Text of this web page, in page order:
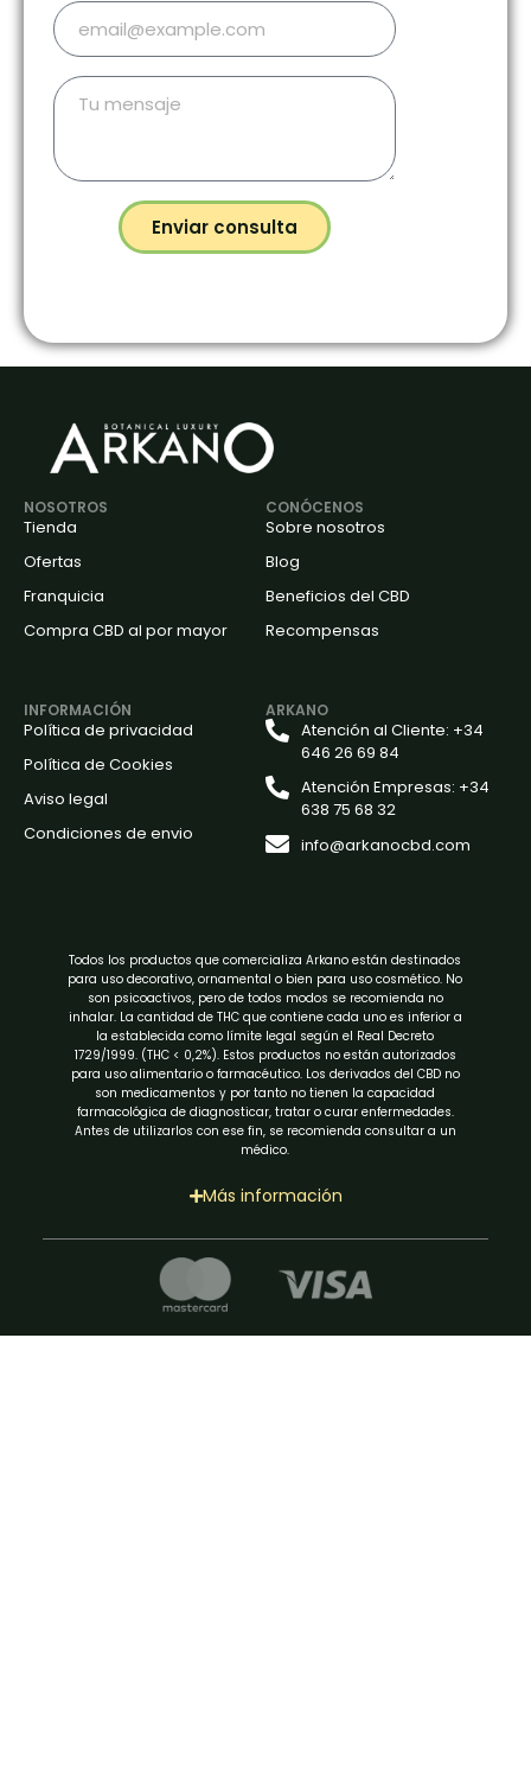
Enviar consulta
NOSOTROS
Tienda
Ofertas
Franquicia
Compra CBD al por mayor
CONÓCENOS
Sobre nosotros
Blog
Beneficios del CBD
Recompensas
INFORMACIÓN
Política de privacidad
Política de Cookies
Aviso legal
Condiciones de envio
ARKANO
Atención al Cliente: +34
646 26 69 84
Atención Empresas: +34
638 75 68 32
info@arkanocbd.com
Todos los productos que comercializa Arkano están destinados
para uso decorativo, ornamental o bien para uso cosmético. No
son psicoactivos, pero de todos modos se recomienda no
inhalar. La cantidad de THC que contiene cada uno es inferior a
la establecida como límite legal según el Real Decreto
1729/1999. (THC < 0,2%). Estos productos no están autorizados
para uso alimentario o farmacéutico. Los derivados del CBD no
son medicamentos y por tanto no tienen la capacidad
farmacológica de diagnosticar, tratar o curar enfermedades.
Antes de utilizarlos con ese fin, se recomienda consultar a un
médico.
Más información